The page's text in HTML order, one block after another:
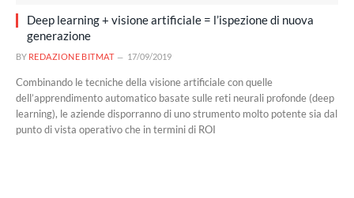
Deep learning + visione artificiale = l’ispezione di nuova
generazione
BY REDAZIONE BITMAT 17/09/2019
Combinando le tecniche della visione artificiale con quelle
dell’apprendimento automatico basate sulle reti neurali profonde (deep
learning), le aziende disporranno di uno strumento molto potente sia dal
punto di vista operativo che in termini di ROI